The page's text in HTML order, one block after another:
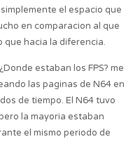
el espacio que
en comparacion al que
que hacia la diferencia.
estaban los FPS? me
las paginas de N64 en
de tiempo. El N64 tuvo
la mayoria estaban
el mismo periodo de